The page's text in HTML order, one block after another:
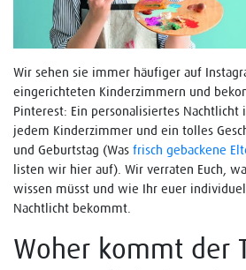
Wir sehen sie immer häufiger auf
eingerichteten Kinderzimmern und
Pinterest: Ein personalisiertes Nachtlicht
jedem Kinderzimmer und ein tolles
und Geburtstag (Was frisch gebackene
listen wir hier auf). Wir verraten Euch,
wissen müsst und wie Ihr euer
Nachtlicht bekommt.
Woher kommt der